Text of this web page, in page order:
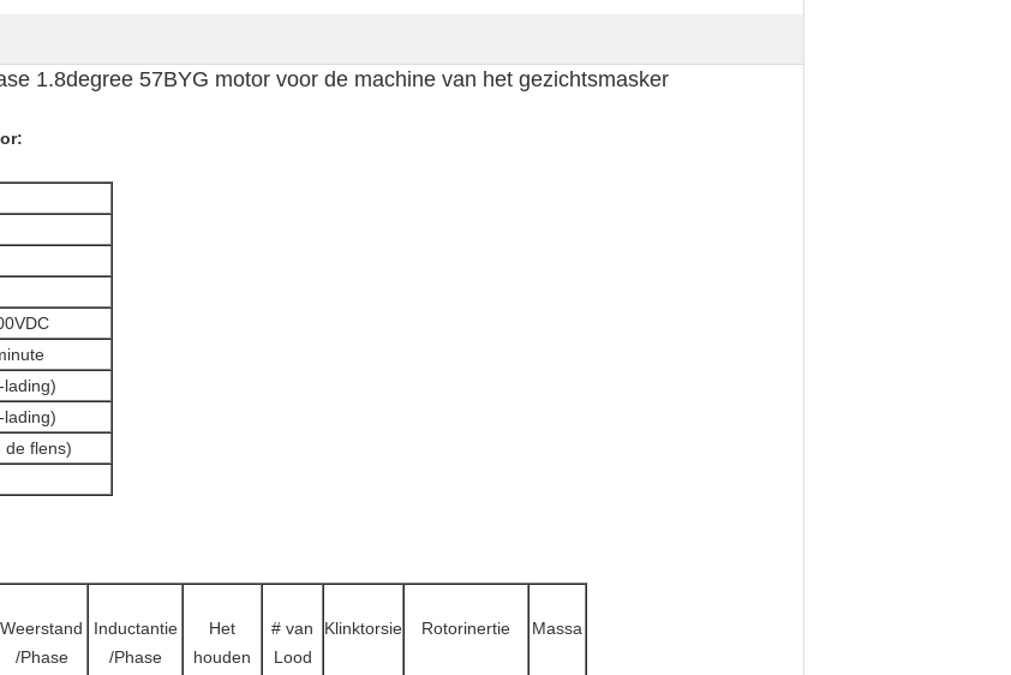
1.8degree 57BYG motor voor de machine van het gezichtsmasker
de flens)
Weerstand
/Phase
Inductantie
/Phase
Het
houden
# van
Lood
Klinktorsie Rotorinertie Massa